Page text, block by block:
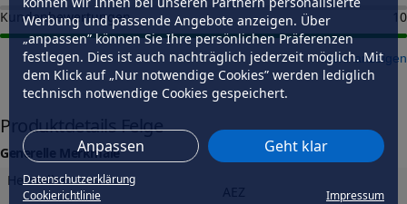
Werbung und passende Angebote anzeigen. Über
„anpassen” können Sie Ihre persönlichen Präferenzen
festlegen. Dies ist auch nachträglich jederzeit möglich. Mit
dem Klick auf „Nur notwendige Cookies” werden lediglich
technisch notwendige Cookies gespeichert.
Anpassen Geht klar
Datenschutzerklärung
Cookierichtlinie
Impressum
Kundenbewertungen
10
mehr anzeigen
Produktdetails Felge
Generelle Merkmale
Hersteller